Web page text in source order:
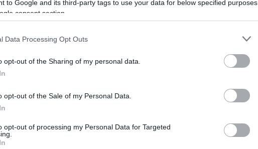
to Google and its third-party tags to use your data for below specified purposes
consent section.
Data Processing Opt Outs
opt-out of the Sharing of my personal data.
opt-out of the Sale of my Personal Data.
opt-out of processing my Personal Data for Targeted
Ha jelenleg párkapcsolatban
azért van, mert a másik igényeinek
azért számolnál vele lehetőségként,
hátad mögött félrelépne, akkor
is gondolkodnak róla.
és intimitást akar megélni, de ezt
nem tudjátok elképzelni, akkor jó
A lényeg, hogy mindketten
arról, hogy ha tényleg meghozzátok
nem sértitek meg a másikat.